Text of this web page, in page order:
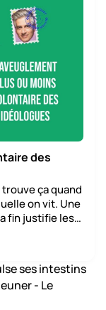
des
trouve ça quand
on vit. Une
fin justifie les
ses intestins
- Le